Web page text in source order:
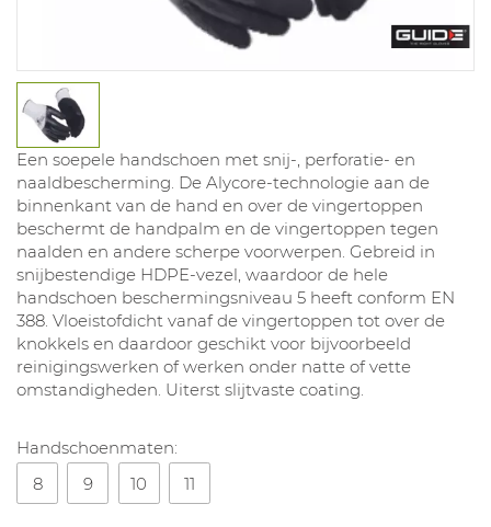
Een soepele handschoen met snij-, perforatie- en
naaldbescherming. De Alycore-technologie aan de
binnenkant van de hand en over de vingertoppen
beschermt de handpalm en de vingertoppen tegen
naalden en andere scherpe voorwerpen. Gebreid in
snijbestendige HDPE-vezel, waardoor de hele
handschoen beschermingsniveau 5 heeft conform EN
388. Vloeistofdicht vanaf de vingertoppen tot over de
knokkels en daardoor geschikt voor bijvoorbeeld
reinigingswerken of werken onder natte of vette
omstandigheden. Uiterst slijtvaste coating.
Handschoenmaten:
8
9 10 11